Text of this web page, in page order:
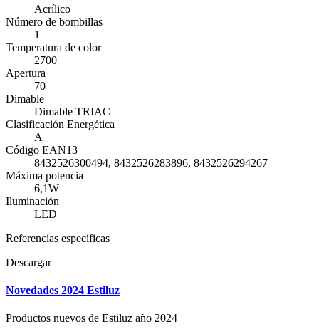
Acrílico
Número de bombillas
1
Temperatura de color
2700
Apertura
70
Dimable
Dimable TRIAC
Clasificación Energética
A
Código EAN13
8432526300494, 8432526283896, 8432526294267
Máxima potencia
6,1W
Iluminación
LED
Referencias específicas
Descargar
Novedades 2024 Estiluz
Productos nuevos de Estiluz año 2024